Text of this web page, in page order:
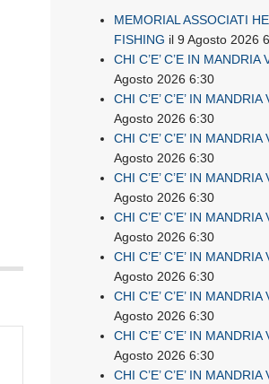
MEMORIAL ASSOCIATI
FISHING il 9 Agosto 2026
CHI C’E’ C’E IN MANDRIA
Agosto 2026 6:30
CHI C’E’ C’E’ IN
Agosto 2026 6:30
CHI C’E’ C’E’ IN
Agosto 2026 6:30
CHI C’E’ C’E’ IN
Agosto 2026 6:30
CHI C’E’ C’E’ IN
Agosto 2026 6:30
CHI C’E’ C’E’ IN
Agosto 2026 6:30
CHI C’E’ C’E’ IN
Agosto 2026 6:30
CHI C’E’ C’E’ IN
Agosto 2026 6:30
CHI C’E’ C’E’ IN